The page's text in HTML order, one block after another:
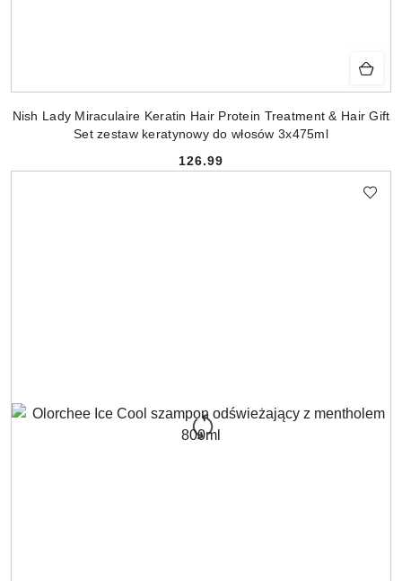
Nish Lady Miraculaire Keratin Hair Protein Treatment & Hair Gift
Set zestaw keratynowy do włosów 3x475ml
Cena:
126.99